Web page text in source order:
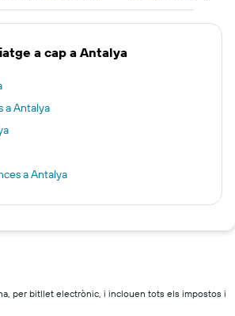
a cap a Antalya
a Antalya
a Antalya
per bitllet electrònic, i inclouen tots els impostos i